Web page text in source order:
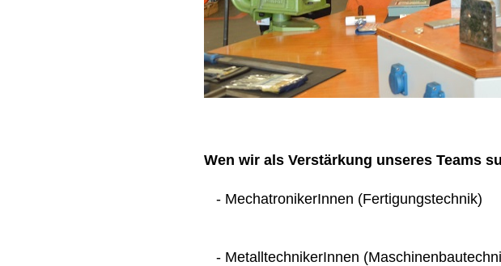
Wen wir als Verstärkung unseres Teams
- MechatronikerInnen (Fertigungstechnik)
- MetalltechnikerInnen